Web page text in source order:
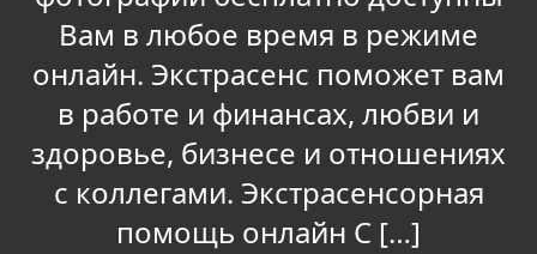
Вам в любое время в режиме
онлайн. Экстрасенс поможет вам
в работе и финансах, любви и
здоровье, бизнесе и отношениях
с коллегами. Экстрасенсорная
помощь онлайн С […]